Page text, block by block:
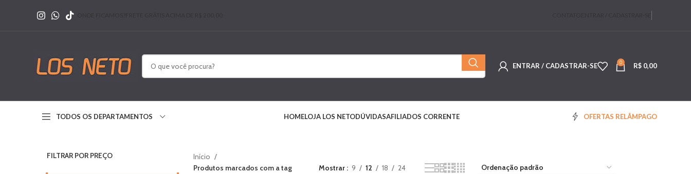
ENTRAR / CADASTRAR-SE 0 R$ 0,00
TODOS OS DEPARTAMENTOS HOMELOJA LOS NETODÚVIDASAFILIADOS CORRENTE OFERTAS RELÂMPAGO
FILTRAR POR PREÇO
Início
Produtos marcados com a tag
Mostrar 9 12 18 24